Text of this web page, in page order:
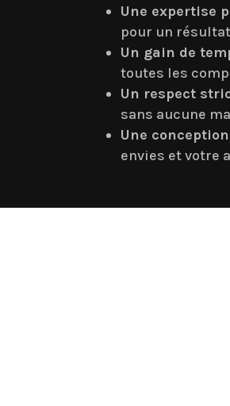
Une expertise
pour un
Un gain de
toutes les
Un respect
sans aucune
Une
envies et votre